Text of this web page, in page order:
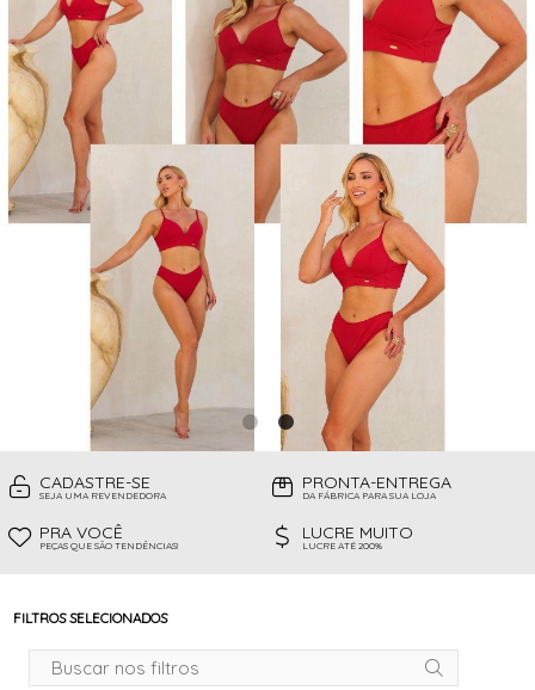
TOP
CINTAS
CONJUNTO DE LINGERIE SEM BOJO
FITNESS
MEIAS
PIJAMAS INFANTIL
PIJAMAS INVERNO
PIJAMAS VERÃO
TODOS DE PROMOÇÕES
CADASTRE-SE
SEJA UMA REVENDEDORA
PRONTA-ENTREGA
DA FÁBRICA PARA SUA LOJA
PRA VOCÊ
PEÇAS QUE SÃO TENDÊNCIAS!
LUCRE MUITO
LUCRE ATÉ 200%
FILTROS SELECIONADOS